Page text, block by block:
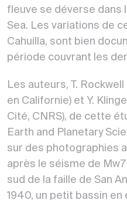
fleuve se déverse dans
Sea. Les variations de
Cahuilla, sont bien
période couvrant les
Les auteurs, T.
en Californie) et Y.
Cité, CNRS), de cette
Earth and Planetary
sur des photographies
après le séisme de
sud de la faille de San
1940, un petit bassin